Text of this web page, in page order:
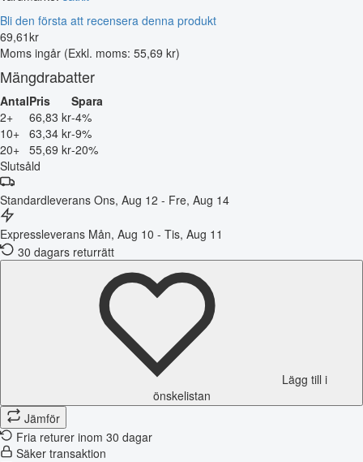
Bli den första att recensera denna produkt
69,61kr
Moms ingår (Exkl. moms: 55,69 kr)
Mängdrabatter
AntalPris
Spara
2+
66,83 kr-4%
10+ 63,34 kr-9%
20+ 55,69 kr-20%
Slutsåld
Standardleverans Ons, Aug 12 - Fre, Aug 14
Expressleverans Mån, Aug 10 - Tis, Aug 11
30 dagars returrätt
Lägg till i
önskelistan
Jämför
Fria returer inom 30 dagar
Säker transaktion